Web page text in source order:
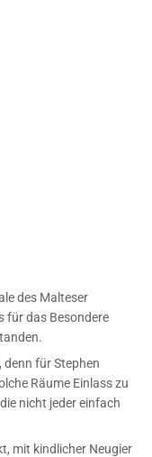
des Malteser
für das Besondere
denn für Stephen
Räume Einlass zu
nicht jeder einfach
mit kindlicher Neugier